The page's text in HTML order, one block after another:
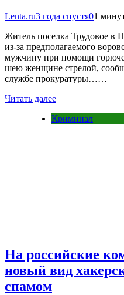
Lenta.ru3 года спустя01
Житель поселка Трудовое в
из-за предполагаемого
мужчину при помощи
шею женщине стрелой,
службе прокуратуры……
Читать далее
Криминал
На российские
новый вид
спамом